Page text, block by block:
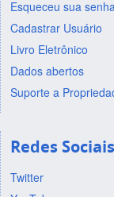
Esqueceu sua
Cadastrar Usuário
Livro Eletrônico
Dados abertos
Suporte a
Redes Sociais
Twitter